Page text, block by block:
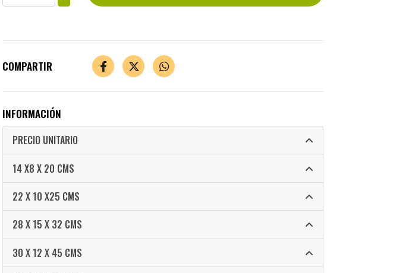
COMPARTIR
INFORMACIÓN
PRECIO UNITARIO
14 X8 X 20 CMS
22 X 10 X25 CMS
28 X 15 X 32 CMS
30 X 12 X 45 CMS